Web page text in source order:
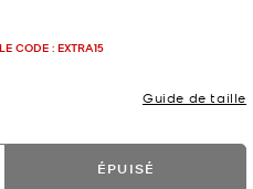
CODE : EXTRA15
Guide de taille
ÉPUISÉ